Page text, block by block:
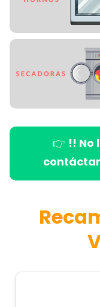
👉 !! No l